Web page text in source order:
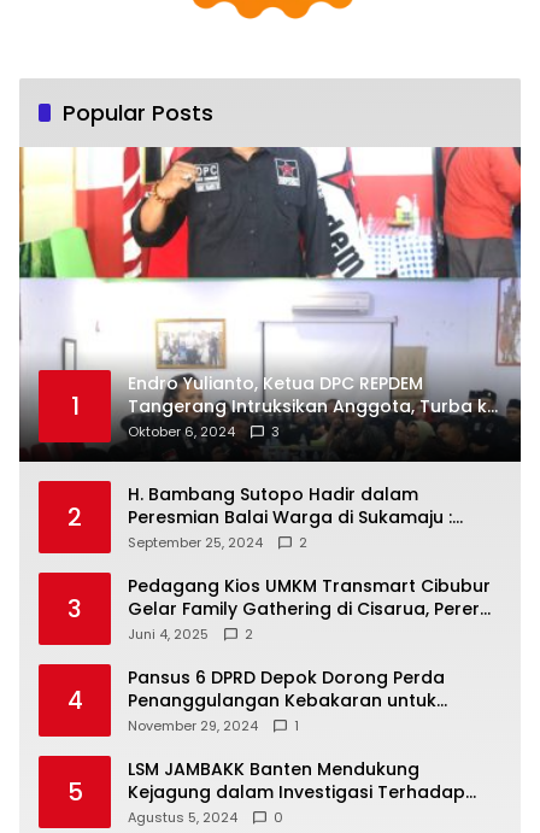
Popular Posts
1
Endro Yulianto, Ketua DPC REPDEM
Tangerang Intruksikan Anggota, Turba ke
Masyarakat Dan Jalani Apa Yang di
Putuskan RAKERCABSUS
Oktober 6, 2024 3
2
H. Bambang Sutopo Hadir dalam
Peresmian Balai Warga di Sukamaju :
Wadah Baru untuk Kolaborasi dan
September 25, 2024 2
3
Pedagang Kios UMKM Transmart Cibubur
Gelar Family Gathering di Cisarua, Pererat
Silaturahmi dan Kekompakan
Juni 4, 2025 2
4
Pansus 6 DPRD Depok Dorong Perda
Penanggulangan Kebakaran untuk
Keselamatan Warga
November 29, 2024 1
5
LSM JAMBAKK Banten Mendukung
Kejagung dalam Investigasi Terhadap
Walikota Bandar Lampung
Agustus 5, 2024 0